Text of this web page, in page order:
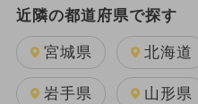
近隣の都道府県で探す
宮城県 北海道
岩手県 山形県